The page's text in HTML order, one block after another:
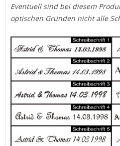
Eventuell sind bei diesem
optischen Gründen nicht alle